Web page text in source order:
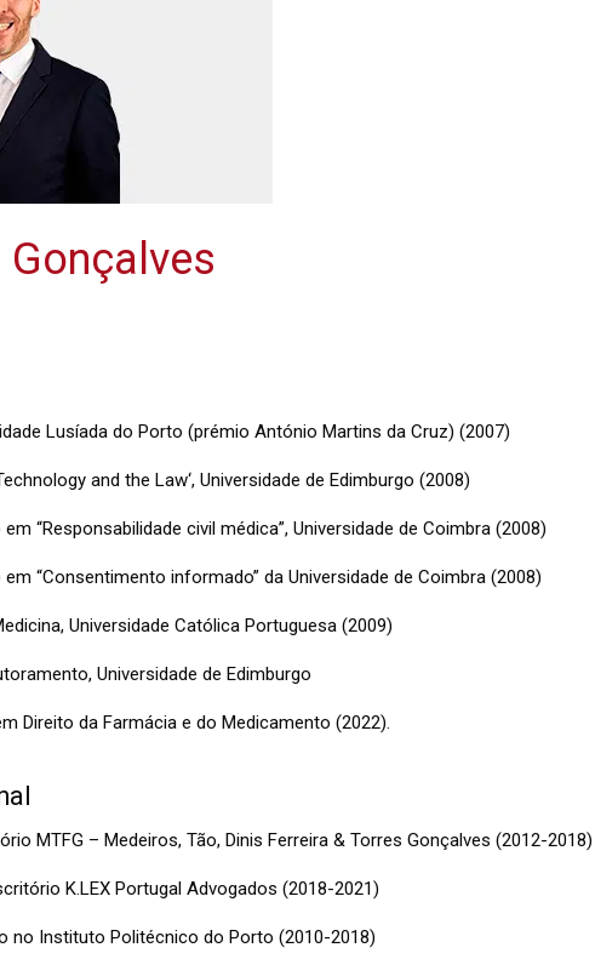
Gonçalves
Lusíada do Porto (prémio António Martins da Cruz) (2007)
and the Law‘, Universidade de Edimburgo (2008)
“Responsabilidade civil médica”, Universidade de Coimbra (2008)
“Consentimento informado” da Universidade de Coimbra (2008)
Universidade Católica Portuguesa (2009)
Universidade de Edimburgo
Direito da Farmácia e do Medicamento (2022).
MTFG – Medeiros, Tão, Dinis Ferreira & Torres Gonçalves (2012-2018)
K.LEX Portugal Advogados (2018-2021)
no Instituto Politécnico do Porto (2010-2018)